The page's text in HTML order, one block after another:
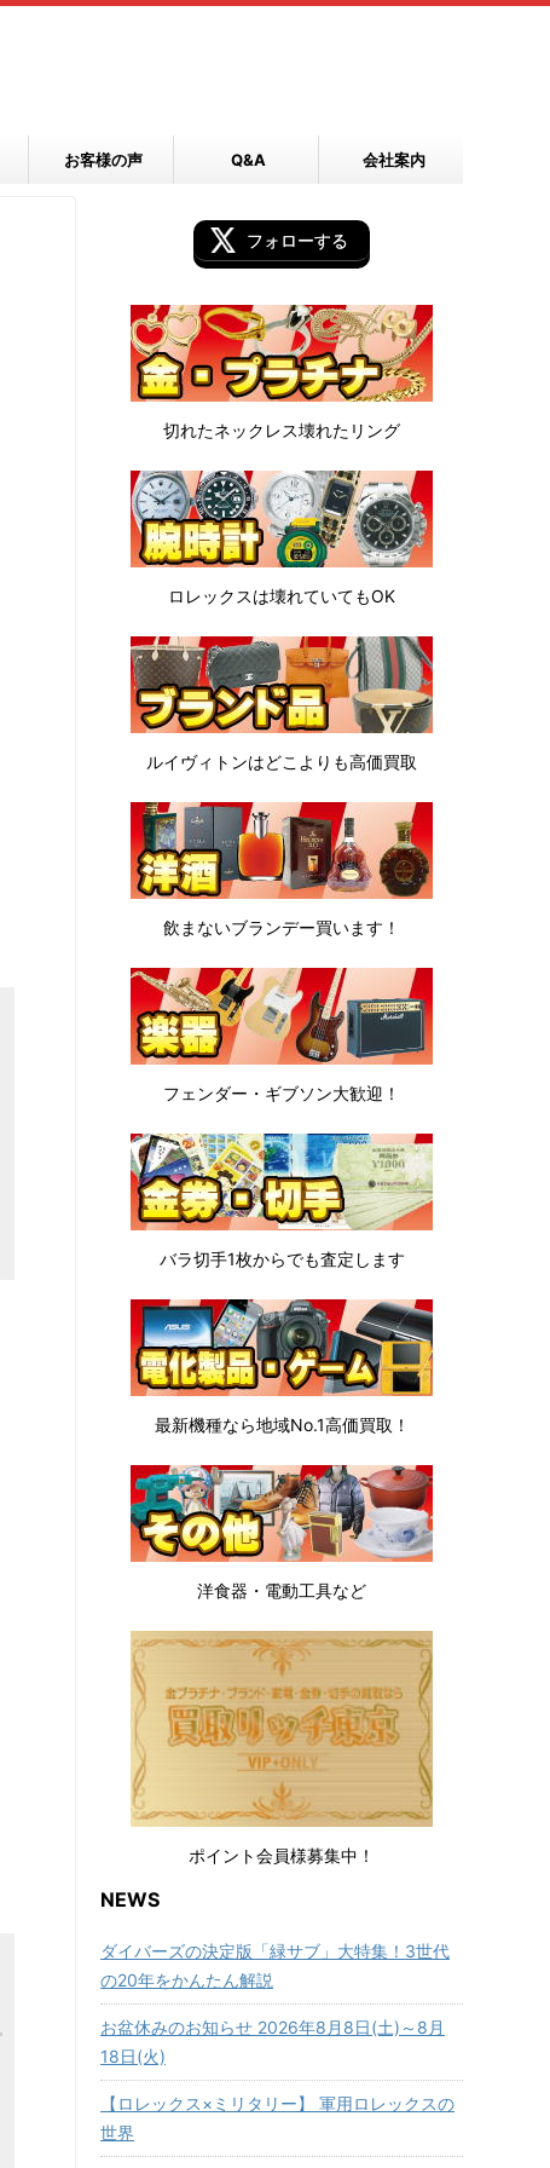
お客様の声 Q&A 会社案内
フォローする
切れたネックレス壊れたリング
ロレックスは壊れていてもOK
ルイヴィトンはどこよりも高価買取
飲まないブランデー買います！
フェンダー・ギブソン大歓迎！
バラ切手1枚からでも査定します
最新機種なら地域No.1高価買取！
洋食器・電動工具など
ポイント会員様募集中！
NEWS
ダイバーズの決定版「緑サブ」大特集！3世代
の20年をかんたん解説
お盆休みのお知らせ 2026年8月8日(土)～8月
18日(火)
【ロレックス×ミリタリー】 軍用ロレックスの
世界